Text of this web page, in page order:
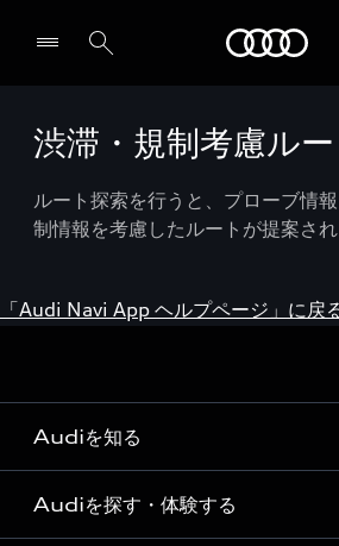
渋滞・規制考慮ル
ルート探索を行うと、プローブ情
制情報を考慮したルートが提案され
「Audi Navi App ヘルプページ」に戻
Audiを知る
Audi ブランド
Audiを探す・体験する